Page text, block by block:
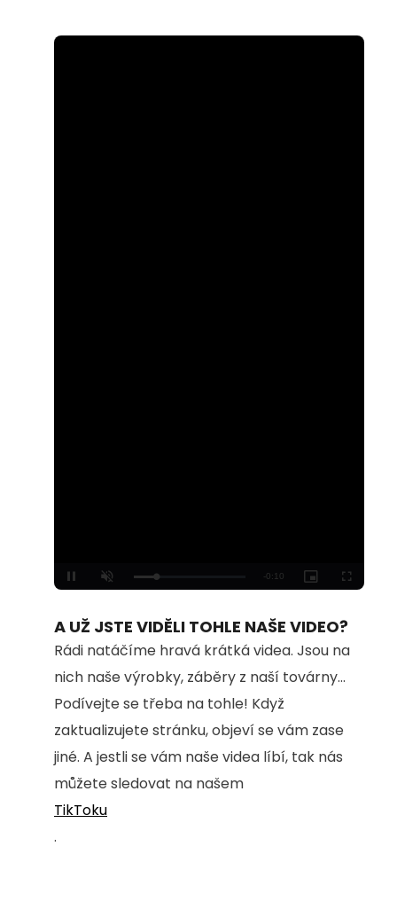
Unmute
100.00%
A UŽ JSTE VIDĚLI TOHLE NAŠE VIDEO?
Rádi natáčíme hravá krátká videa. Jsou na
nich naše výrobky, záběry z naší továrny...
Podívejte se třeba na tohle! Když
zaktualizujete stránku, objeví se vám zase
jiné. A jestli se vám naše videa líbí, tak nás
můžete sledovat na našem
TikToku
.